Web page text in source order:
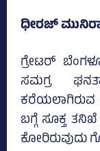
ಧೀರಜ್
ಗ್ರೇಟರ್
ಸಮಗ್ರ
ಬಗ್ಗೆ ಸೂಕ್ತ
ಕೋರಿರುವುದು